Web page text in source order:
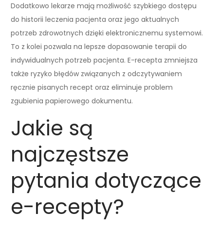
Dodatkowo lekarze mają możliwość szybkiego dostępu
do historii leczenia pacjenta oraz jego aktualnych
potrzeb zdrowotnych dzięki elektronicznemu systemowi.
To z kolei pozwala na lepsze dopasowanie terapii do
indywidualnych potrzeb pacjenta. E-recepta zmniejsza
także ryzyko błędów związanych z odczytywaniem
ręcznie pisanych recept oraz eliminuje problem
zgubienia papierowego dokumentu.
Jakie są
najczęstsze
pytania dotyczące
e-recepty?